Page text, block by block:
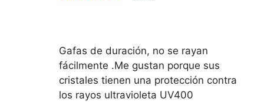
Gafas de duración, no se rayan
fácilmente .Me gustan porque sus
cristales tienen una protección contra
los rayos ultravioleta UV400